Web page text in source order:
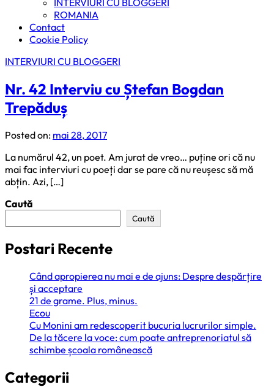
INTERVIURI CU BLOGGERI
ROMANIA
Contact
Cookie Policy
INTERVIURI CU BLOGGERI
Nr. 42 Interviu cu Ștefan Bogdan
Trepăduș
Posted on: mai 28, 2017
La numărul 42, un poet. Am jurat de vreo… puține ori că nu
mai fac interviuri cu poeți dar se pare că nu reușesc să mă
abțin. Azi, […]
Caută
Caută
Postari Recente
Când apropierea nu mai e de ajuns: Despre despărțire
și acceptare
21 de grame. Plus, minus.
Ecou
Cu Monini am redescoperit bucuria lucrurilor simple.
De la tăcere la voce: cum poate antreprenoriatul să
schimbe școala românească
Categorii